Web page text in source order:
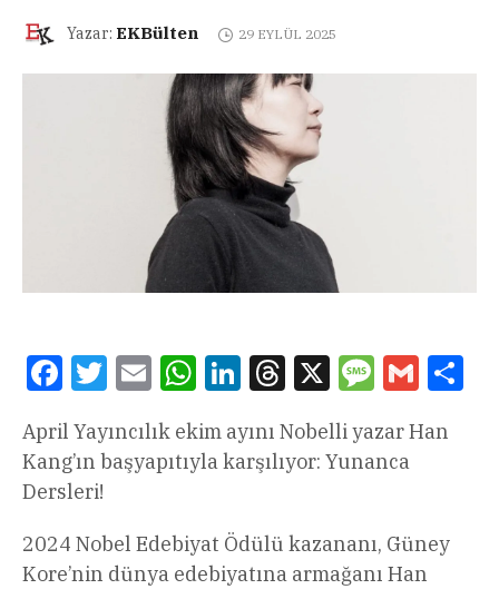
Yazar: EKBülten 29 EYLÜL 2025
FacebookTwitterEmail WhatsAppLinkedInThreads
X Message
Gmail
April Yayıncılık ekim ayını Nobelli yazar Han
Kang’ın başyapıtıyla karşılıyor: Yunanca
Dersleri!
2024 Nobel Edebiyat Ödülü kazananı, Güney
Kore’nin dünya edebiyatına armağanı Han